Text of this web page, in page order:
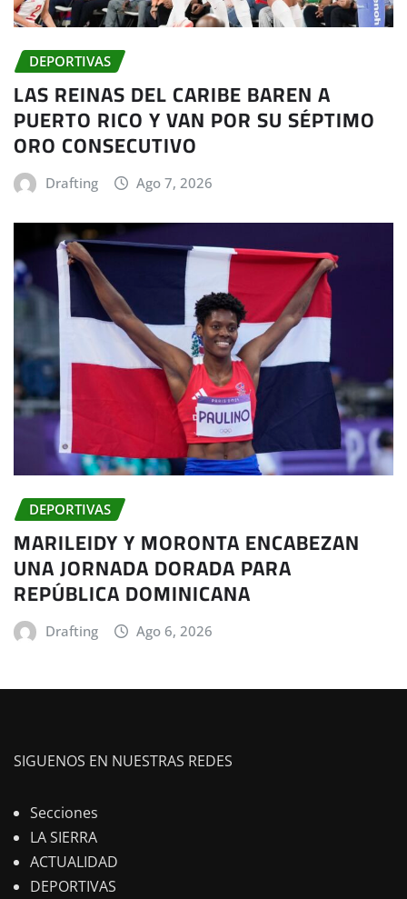
DEPORTIVAS
LAS REINAS DEL CARIBE BAREN A
PUERTO RICO Y VAN POR SU SÉPTIMO
ORO CONSECUTIVO
Drafting Ago 7, 2026
DEPORTIVAS
MARILEIDY Y MORONTA ENCABEZAN
UNA JORNADA DORADA PARA
REPÚBLICA DOMINICANA
Drafting Ago 6, 2026
SIGUENOS EN NUESTRAS REDES
Secciones
LA SIERRA
ACTUALIDAD
DEPORTIVAS